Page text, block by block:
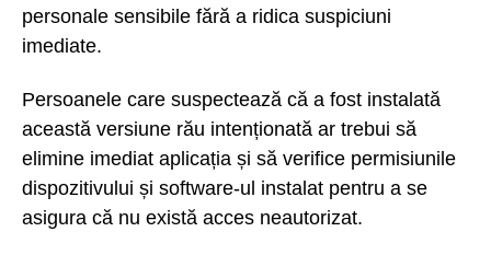
personale sensibile fără a ridica suspiciuni
imediate.
Persoanele care suspectează că a fost instalată
această versiune rău intenționată ar trebui să
elimine imediat aplicația și să verifice permisiunile
dispozitivului și software-ul instalat pentru a se
asigura că nu există acces neautorizat.